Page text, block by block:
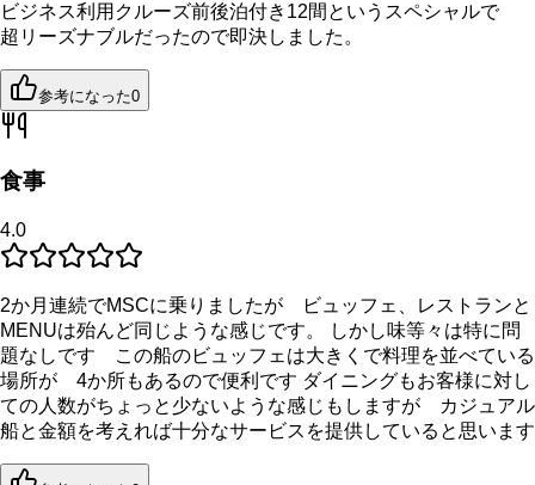
ビジネス利用クルーズ前後泊付き12間というスペシャルで
超リーズナブルだったので即決しました。
参考になった0
食事
4.0
2か月連続でMSCに乗りましたが ビュッフェ、レストランと
MENUは殆んど同じような感じです。 しかし味等々は特に問
題なしです この船のビュッフェは大きくで料理を並べている
場所が 4か所もあるので便利です ダイニングもお客様に対し
ての人数がちょっと少ないような感じもしますが カジュアル
船と金額を考えれば十分なサービスを提供していると思います